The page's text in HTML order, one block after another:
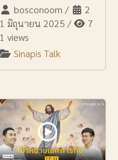
bosconoom /
2
1 มิถุนายน 2025 /
7
1 views
Sinapis Talk